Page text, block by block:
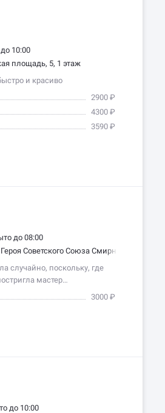
10:00
площадь, 5, 1 этаж
и красиво
2900 ₽
4300 ₽
3590 ₽
до 08:00
Советского Союза Смирнова, 15, 1 этаж
случайно, поскольку, где
мастер…
3000 ₽
до 10:00